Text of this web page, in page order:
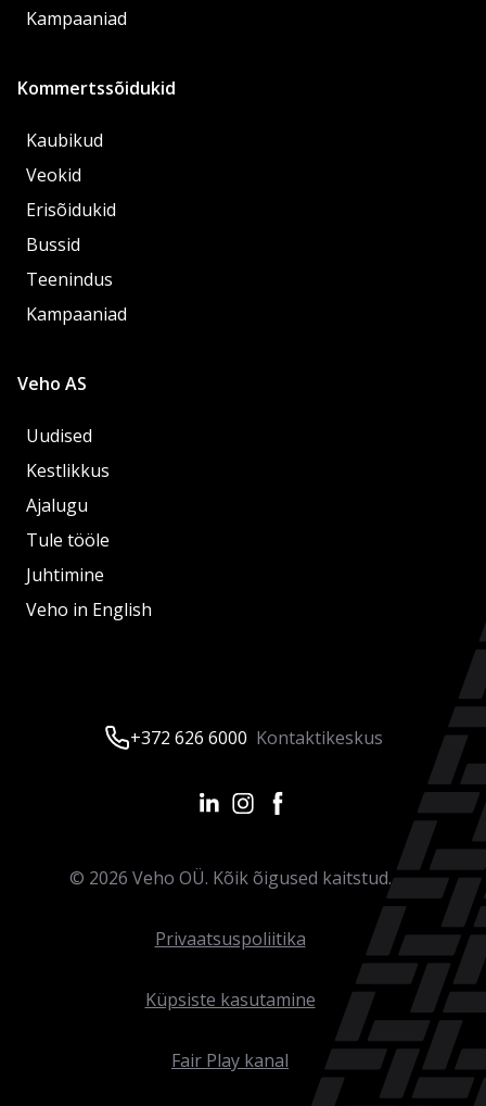
Kampaaniad
Kommertssõidukid
Kaubikud
Veokid
Erisõidukid
Bussid
Teenindus
Kampaaniad
Veho AS
Uudised
Kestlikkus
Ajalugu
Tule tööle
Juhtimine
Veho in English
+372 626 6000 Kontaktikeskus
© 2026 Veho OÜ. Kõik õigused kaitstud.
Privaatsuspoliitika
Küpsiste kasutamine
Fair Play kanal